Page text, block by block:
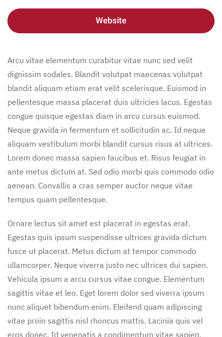
Website
Arcu vitae elementum curabitur vitae nunc sed velit
dignissim sodales. Blandit volutpat maecenas volutpat
blandit aliquam etiam erat velit scelerisque. Euismod in
pellentesque massa placerat duis ultricies lacus. Egestas
congue quisque egestas diam in arcu cursus euismod.
Neque gravida in fermentum et sollicitudin ac. Id neque
aliquam vestibulum morbi blandit cursus risus at ultrices.
Lorem donec massa sapien faucibus et. Risus feugiat in
ante metus dictum at. Sed odio morbi quis commodo odio
aenean. Convallis a cras semper auctor neque vitae
tempus quam pellentesque.
Ornare lectus sit amet est placerat in egestas erat.
Egestas quis ipsum suspendisse ultrices gravida dictum
fusce ut placerat. Metus dictum at tempor commodo
ullamcorper. Neque viverra justo nec ultrices dui sapien.
Vehicula ipsum a arcu cursus vitae congue. Elementum
sagittis vitae et leo. Eget lorem dolor sed viverra ipsum
nunc aliquet bibendum enim. Eleifend quam adipiscing
vitae proin sagittis nisl rhoncus mattis. Lacinia quis vel
eros donec. Id venenatis a condimentum vitae sapien.